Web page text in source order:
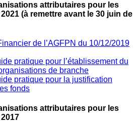
attributaires pour les
(à remettre avant le 30 juin de
de l’AGFPN du 10/12/2019
pratique pour l’établissement du
de branche
pratique pour la justification
fonds
attributaires pour les